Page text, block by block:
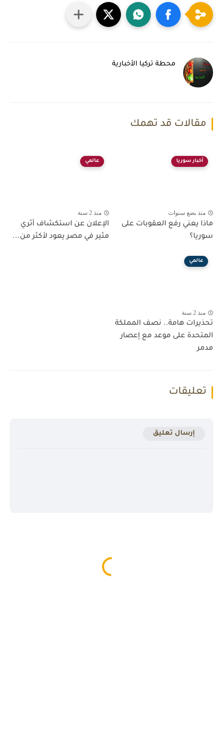
محطة تركيا الأخبارية
مقالات قد تهمك
أخبار سوريا
منذ بضع سنوات
ماذا يعني رفع العقوبات على
سوريا؟
عالمي
منذ 2 سنة
الإعلان عن استكشاف أثري
مثير في مصر يعود لأكثر من...
عالمي
منذ 2 سنة
تحذيرات هامة.. نصف المملكة
المتحدة على موعد مع إعصار
مدمر
تعليقات
إرسال تعليق